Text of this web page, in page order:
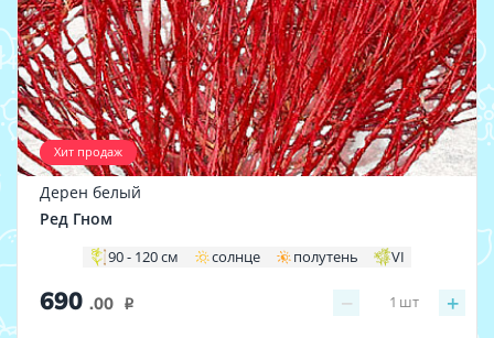
Хит продаж
Дерен белый
Ред Гном
90 - 120 см солнце полутень VI
690 .00 i − +
1 шт